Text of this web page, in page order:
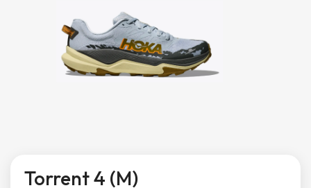
Torrent 4 (M)